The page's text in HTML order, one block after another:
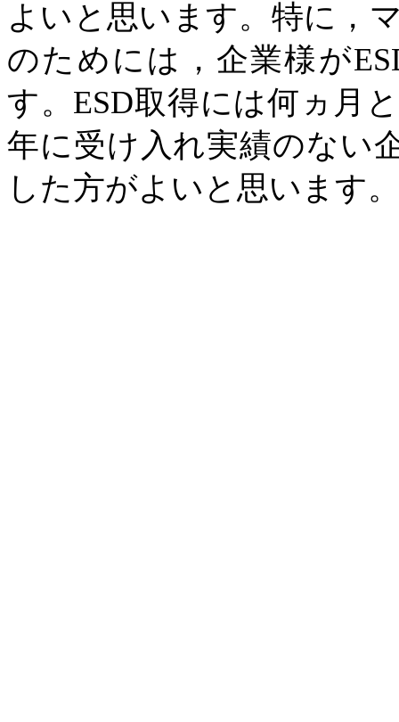
よいと思います。特に，
のためには，企業様が
す。 ESD取得には何ヵ月
年に受け入れ実績のない
した方がよいと思います。